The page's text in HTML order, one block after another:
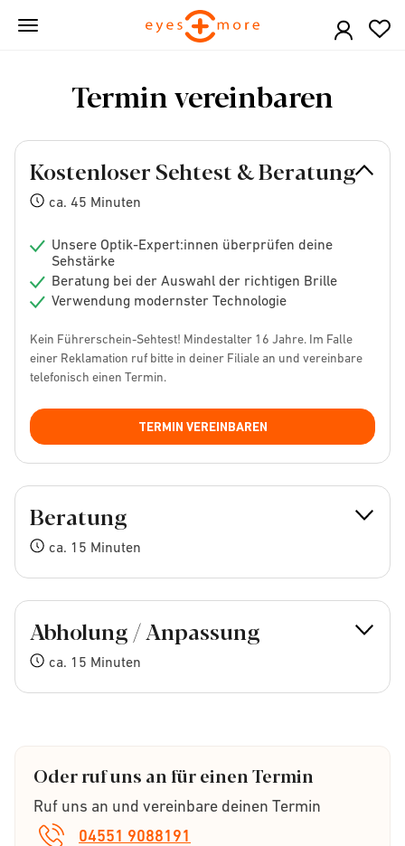
Skip
Termin vereinbaren
Kostenloser Sehtest & Beratung
ca. 45 Minuten
Unsere Optik-Expert:innen überprüfen deine
Sehstärke
Beratung bei der Auswahl der richtigen Brille
Verwendung modernster Technologie
Kein Führerschein-Sehtest! Mindestalter 16 Jahre. Im Falle
einer Reklamation ruf bitte in deiner Filiale an und vereinbare
telefonisch einen Termin.
TERMIN VEREINBAREN
Beratung
ca. 15 Minuten
Abholung / Anpassung
ca. 15 Minuten
Oder ruf uns an für einen Termin
04551 9088191
Ruf uns an und vereinbare deinen Termin